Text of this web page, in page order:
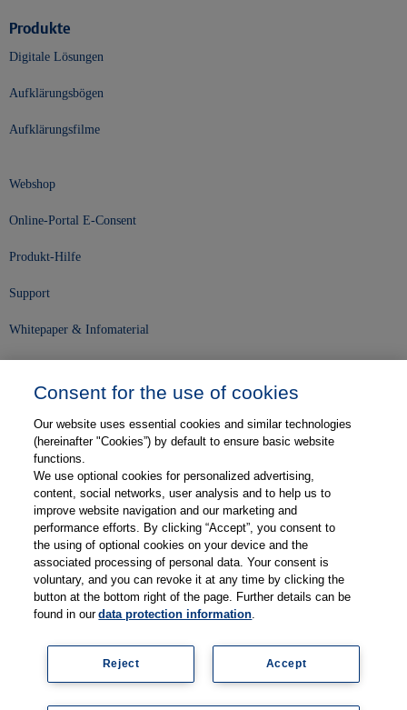
Produkte
Digitale Lösungen
Aufklärungsbögen
Aufklärungsfilme
Webshop
Online-Portal E-Consent
Produkt-Hilfe
Support
Whitepaper & Infomaterial
Karriere
Kontakt
Web-Semniare
Anwenderberichte
Partner
Impressum Datenschutz Kontakt AGB
Consent for the use of cookies
Our website uses essential cookies and similar technologies
(hereinafter "Cookies”) by default to ensure basic website
functions.
We use optional cookies for personalized advertising,
content, social networks, user analysis and to help us to
improve website navigation and our marketing and
performance efforts. By clicking “Accept”, you consent to
the using of optional cookies on your device and the
associated processing of personal data. Your consent is
voluntary, and you can revoke it at any time by clicking the
button at the bottom right of the page. Further details can be
found in ourdata protection information.
Accept
Reject